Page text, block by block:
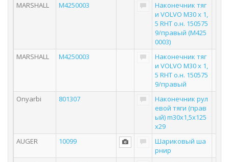
MARSHALL
M4250003
Наконечник тяг
и VOLVO M30 x 1,
5 RHT о.н. 150575
9/правый (M425
0003)
MARSHALL
M4250003
Наконечник тяг
и VOLVO M30 x 1,
5 RHT о.н. 150575
9/правый
Onyarbi
801307
Наконечник рул
евой тяги (прав
ый) m30x1,5x125
x29
AUGER
10099
Шариковый ша
рнир